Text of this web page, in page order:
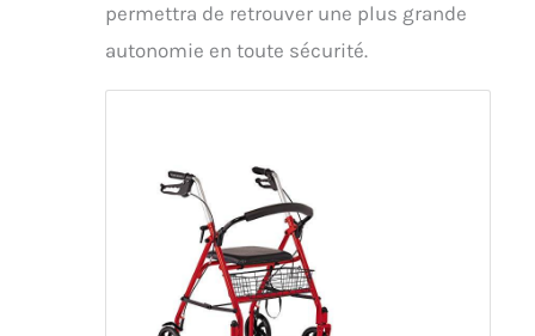
permettra de retrouver une plus grande
autonomie en toute sécurité.